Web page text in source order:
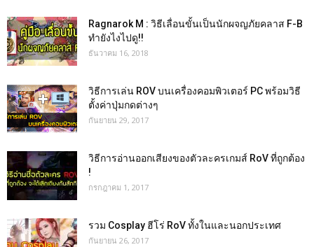
Ragnarok M : วิธีเลื่อนขั้นเป็นนักผจญภัยคลาส F-B
ทำยังไงไปดู!!
ธันวาคม 16, 2018
วิธีการเล่น ROV บนเครื่องคอมพิวเตอร์ PC พร้อมวิธี
ตั้งค่าปุ่มกดต่างๆ
กันยายน 29, 2017
วิธีการอ่านออกเสียงของตัวละครเกมส์ RoV ที่ถูกต้อง
!
กรกฎาคม 1, 2017
รวม Cosplay ฮีโร่ RoV ทั้งในและนอกประเทศ
กันยายน 26, 2017